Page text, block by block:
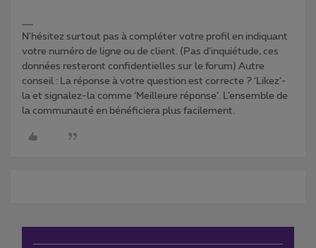
N'hésitez surtout pas à compléter votre profil en indiquant
votre numéro de ligne ou de client. (Pas d'inquiétude, ces
données resteront confidentielles sur le forum) Autre
conseil : La réponse à votre question est correcte ? ‘Likez’-
la et signalez-la comme ‘Meilleure réponse’. L’ensemble de
la communauté en bénéficiera plus facilement.